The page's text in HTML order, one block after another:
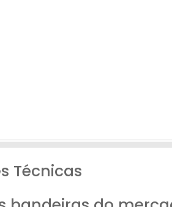
Técnicas